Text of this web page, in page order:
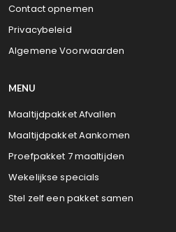
Contact opnemen
Privacybeleid
Algemene Voorwaarden
MENU
Maaltijdpakket Afvallen
Maaltijdpakket Aankomen
Proefpakket 7 maaltijden
Wekelijkse specials
Stel zelf een pakket samen